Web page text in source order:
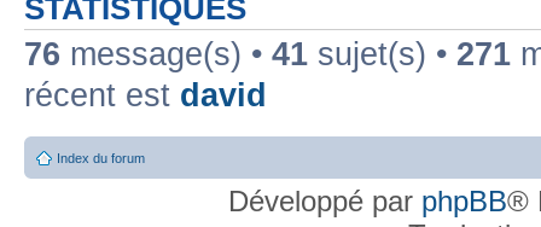
STATISTIQUES
76 message(s) • 41 sujet(s) • 271
récent est david
Index du forum
Développé par phpBB®